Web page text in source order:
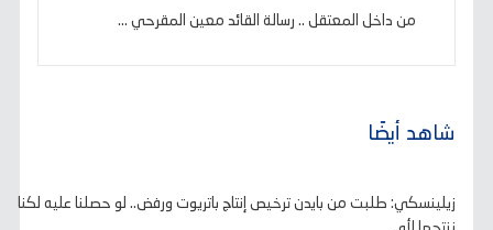
من داخل المعتقل .. رسالة القائد معين المقرحي ...
شاهد أيضًا
زيلينسكي: طلبت من بايدن ترخيص إنتاج باتريوت ورفض.. لو حصلنا عليه لكنا